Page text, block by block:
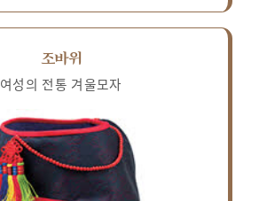
조바위
여성의 전통 겨울모자